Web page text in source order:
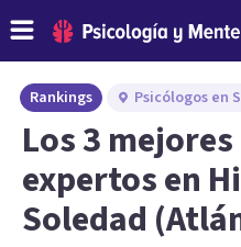
Rankings Psicólogos en
Los 3
expertos en
Soledad